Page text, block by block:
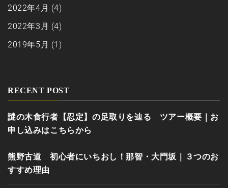
2022年4月 (4)
2022年3月 (4)
2019年5月 (1)
RECENT POST
謎の木食行者【忍定】の足取りを辿る ツアー概要｜お
申し込みはこちらから
熊野古道 初心者にいちおし！那智・大門坂｜３つのお
すすめ理由